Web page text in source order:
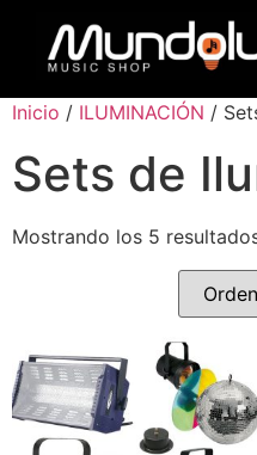
Inicio / ILUMINACIÓN /
Sets de
Mostrando los 5